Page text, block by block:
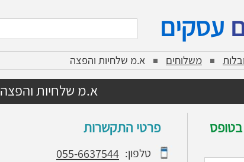
עסקים
משלוחים א.מ שלחיות והפצה
א.מ שלחיות והפצה
פרטי התקשרות
טלפון: 055-6637544